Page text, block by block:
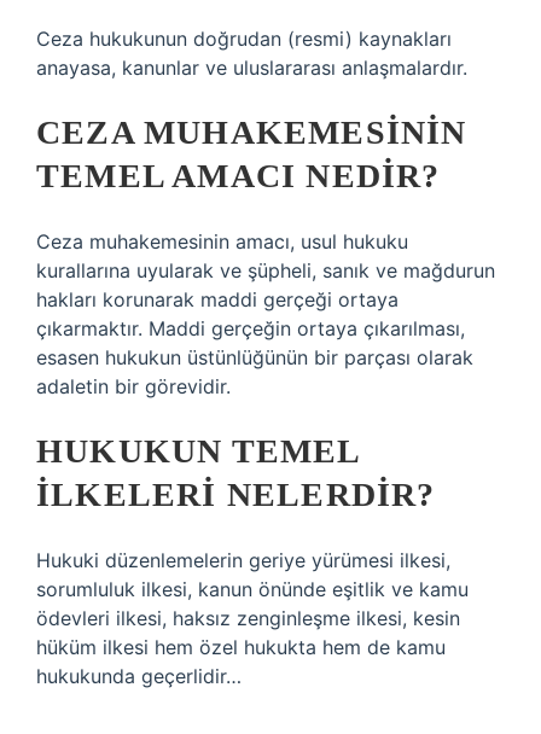
Ceza hukukunun doğrudan (resmi) kaynakları
anayasa, kanunlar ve uluslararası anlaşmalardır.
CEZA MUHAKEMESININ
TEMEL AMACI NEDIR?
Ceza muhakemesinin amacı, usul hukuku
kurallarına uyularak ve şüpheli, sanık ve mağdurun
hakları korunarak maddi gerçeği ortaya
çıkarmaktır. Maddi gerçeğin ortaya çıkarılması,
esasen hukukun üstünlüğünün bir parçası olarak
adaletin bir görevidir.
HUKUKUN TEMEL
ILKELERI NELERDIR?
Hukuki düzenlemelerin geriye yürümesi ilkesi,
sorumluluk ilkesi, kanun önünde eşitlik ve kamu
ödevleri ilkesi, haksız zenginleşme ilkesi, kesin
hüküm ilkesi hem özel hukukta hem de kamu
hukukunda geçerlidir…